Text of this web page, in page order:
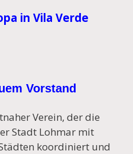
in Vila Verde
Vorstand
Verein, der die
Stadt Lohmar mit
koordiniert und